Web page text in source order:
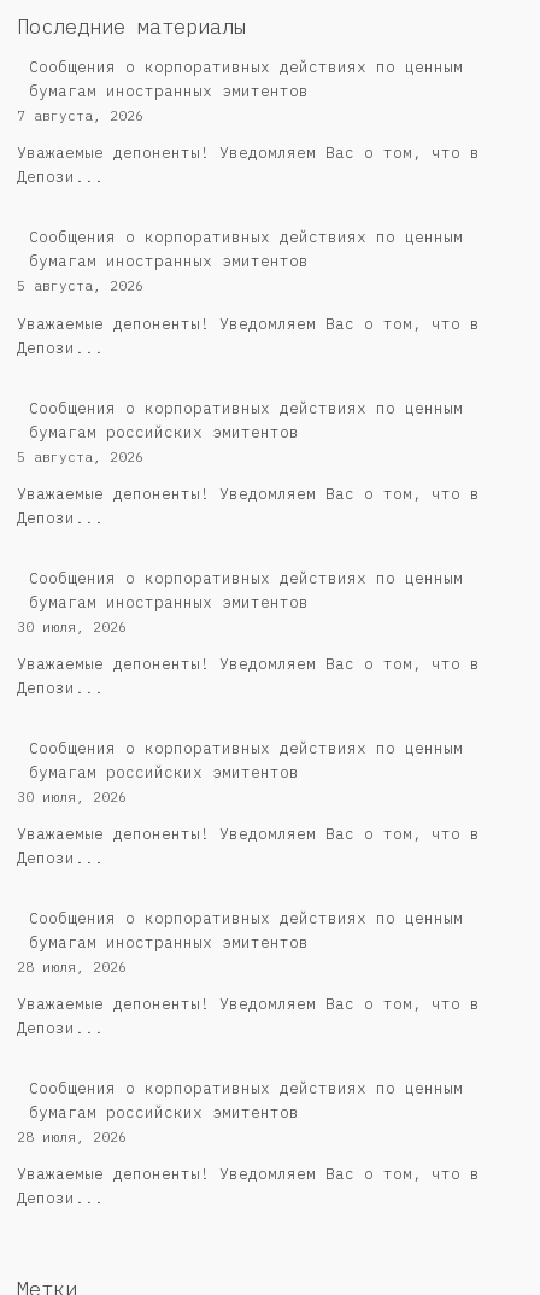
Последние материалы
Сообщения о корпоративных действиях по ценным
бумагам иностранных эмитентов
7 августа, 2026
Уважаемые депоненты! Уведомляем Вас о том, что в
Депози...
Сообщения о корпоративных действиях по ценным
бумагам иностранных эмитентов
5 августа, 2026
Уважаемые депоненты! Уведомляем Вас о том, что в
Депози...
Cообщения о корпоративных действиях по ценным
бумагам российских эмитентов
5 августа, 2026
Уважаемые депоненты! Уведомляем Вас о том, что в
Депози...
Сообщения о корпоративных действиях по ценным
бумагам иностранных эмитентов
30 июля, 2026
Уважаемые депоненты! Уведомляем Вас о том, что в
Депози...
Cообщения о корпоративных действиях по ценным
бумагам российских эмитентов
30 июля, 2026
Уважаемые депоненты! Уведомляем Вас о том, что в
Депози...
Сообщения о корпоративных действиях по ценным
бумагам иностранных эмитентов
28 июля, 2026
Уважаемые депоненты! Уведомляем Вас о том, что в
Депози...
Cообщения о корпоративных действиях по ценным
бумагам российских эмитентов
28 июля, 2026
Уважаемые депоненты! Уведомляем Вас о том, что в
Депози...
Метки